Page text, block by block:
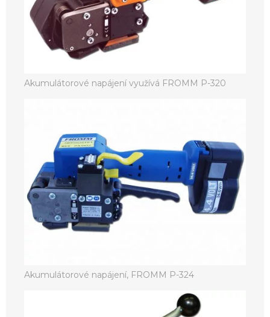
Akumulátorové napájení využívá FROMM P-320
Akumulátorové napájení, FROMM P-324